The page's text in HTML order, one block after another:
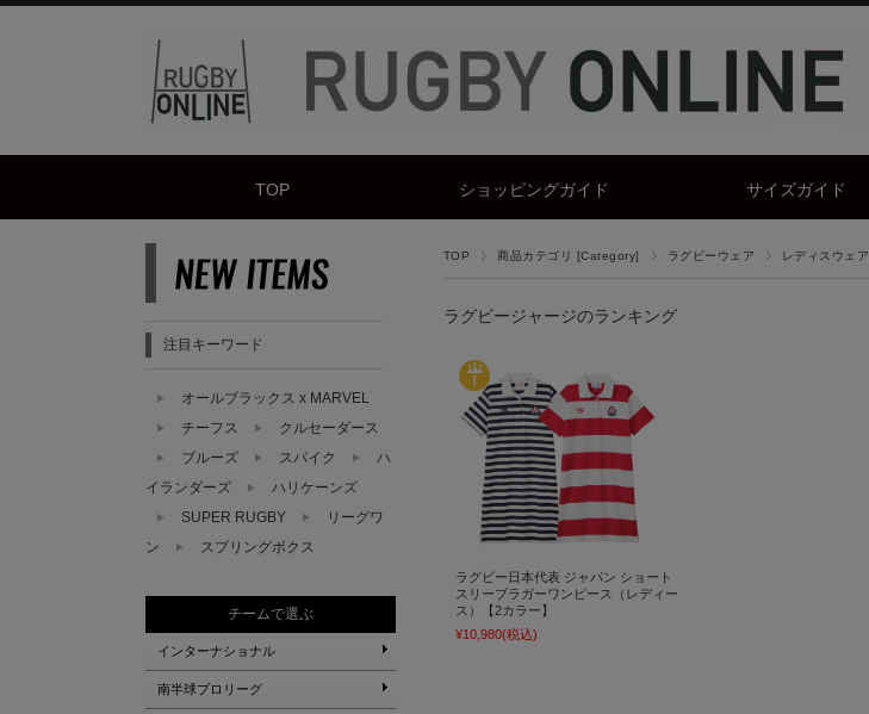
TOP ショッピングガイド サイズガイド
TOP 商品カテゴリ [Category] ラグビーウェア レディスウェア
ラグビージャージのランキング
ラグビー日本代表 ジャパン ショート
スリーブラガーワンピース（レディー
ス）【2カラー】
¥10,980(税込)
注目キーワード
オールブラックス x MARVEL
チーフス
クルセーダース
ブルーズ
スパイク
ハ
イランダーズ
ハリケーンズ
SUPER RUGBY
リーグワ
ン
スプリングボクス
チームで選ぶ
インターナショナル
南半球プロリーグ